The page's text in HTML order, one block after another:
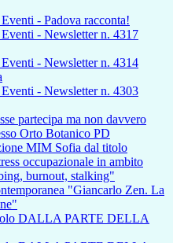
- Padova racconta!
- Newsletter n. 4317
- Newsletter n. 4314
- Newsletter n. 4303
partecipa ma non davvero
Orto Botanico PD
MIM Sofia dal titolo
occupazionale in ambito
burnout, stalking"
"Giancarlo Zen. La
DALLA PARTE DELLA